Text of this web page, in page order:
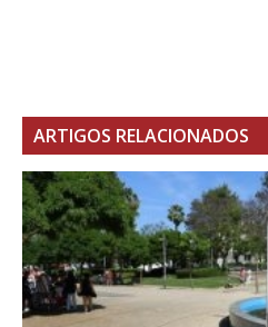
ARTIGOS RELACIONADOS